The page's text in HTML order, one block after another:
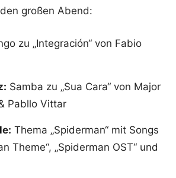
großen Abend:
zu „Integración“ von Fabio
Samba zu „Sua Cara“ von Major
Pabllo Vittar
Thema „Spiderman“ mit Songs
Theme“, „Spiderman OST“ und